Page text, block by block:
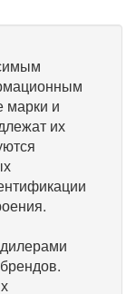
марки и
их